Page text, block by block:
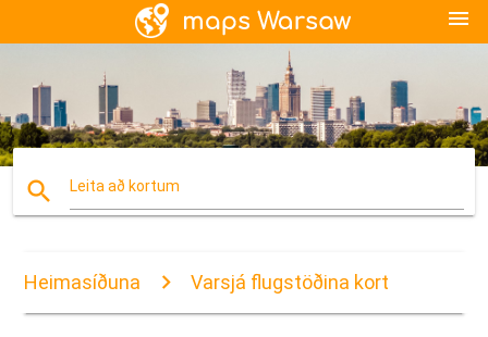
menu
search Leita að kortum
Heimasíðuna Varsjá flugstöðina kort